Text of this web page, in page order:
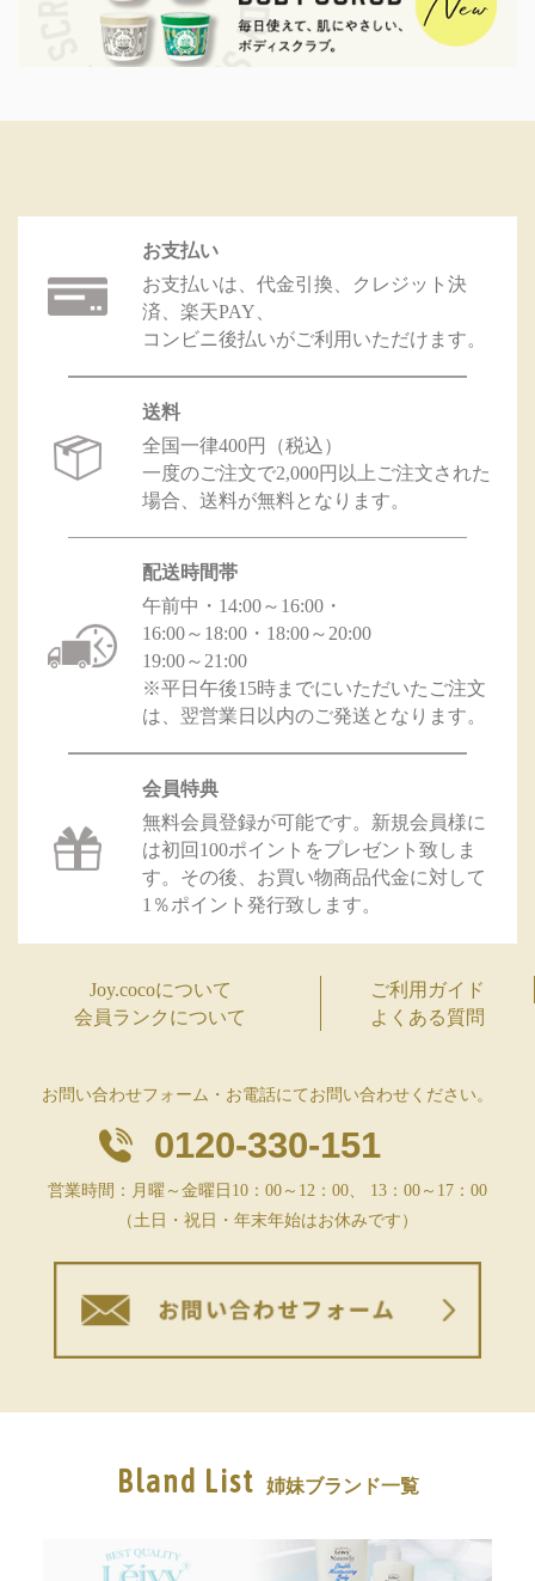
お支払い
お支払いは、代金引換、クレジット決
済、楽天PAY、
コンビニ後払いがご利用いただけます。
送料
全国一律400円（税込）
一度のご注文で2,000円以上ご注文された
場合、送料が無料となります。
配送時間帯
午前中・14:00～16:00・
16:00～18:00・18:00～20:00
19:00～21:00
※平日午後15時までにいただいたご注文
は、翌営業日以内のご発送となります。
会員特典
無料会員登録が可能です。新規会員様に
は初回100ポイントをプレゼント致しま
す。その後、お買い物商品代金に対して
1％ポイント発行致します。
Joy.cocoについて
ご利用ガイド
会員ランクについて
よくある質問
お問い合わせフォーム・お電話にてお問い合わせください。
0120-330-151
営業時間：月曜～金曜日10：00～12：00、 13：00～17：00
（土日・祝日・年末年始はお休みです）
Bland List 姉妹ブランド一覧